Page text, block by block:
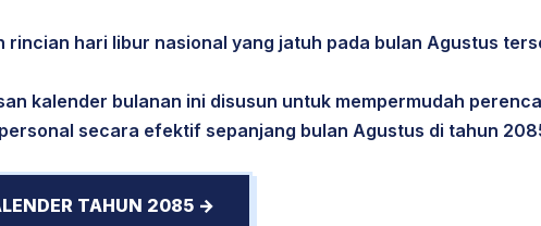
rincian hari libur nasional yang jatuh pada bulan Agustus
kalender bulanan ini disusun untuk mempermudah
secara efektif sepanjang bulan Agustus di tahun
TAHUN 2085 →